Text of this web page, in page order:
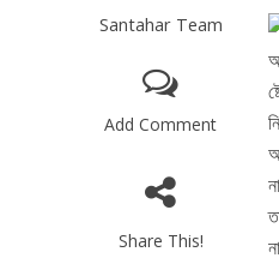
Santahar Team
Add Comment
Share This!